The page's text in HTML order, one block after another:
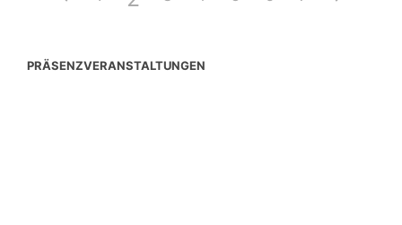
PRÄSENZVERANSTALTUNGEN